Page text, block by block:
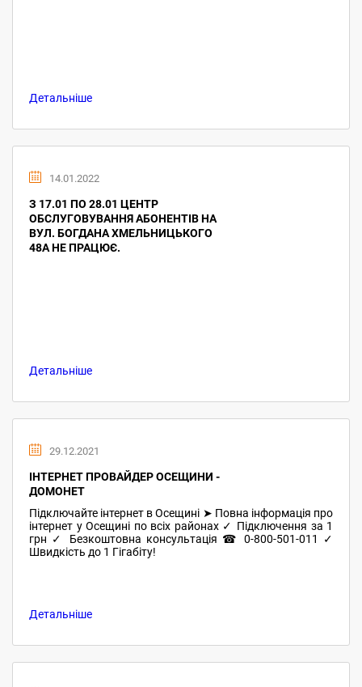
Детальніше
14.01.2022
З 17.01 ПО 28.01 ЦЕНТР
ОБСЛУГОВУВАННЯ АБОНЕНТІВ НА
ВУЛ. БОГДАНА ХМЕЛЬНИЦЬКОГО
48А НЕ ПРАЦЮЄ.
Детальніше
29.12.2021
ІНТЕРНЕТ ПРОВАЙДЕР ОСЕЩИНИ -
ДОМОНЕТ
Підключайте інтернет в Осещині ➤ Повна інформація про
інтернет у Осещині по всіх районах ✓ Підключення за 1
грн ✓ Безкоштовна консультація ☎ 0-800-501-011 ✓
Швидкість до 1 Гігабіту!
Детальніше